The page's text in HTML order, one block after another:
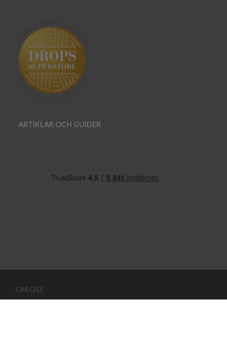
ARTIKLAR OCH GUIDER
OM OSS